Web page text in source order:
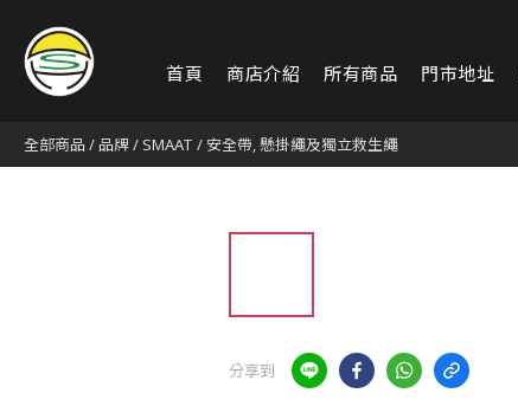
首頁 商店介紹 所有商品 門市地址
全部商品/ 品牌/SMAAT / 安全帶, 懸掛繩及獨立救生繩
分享到